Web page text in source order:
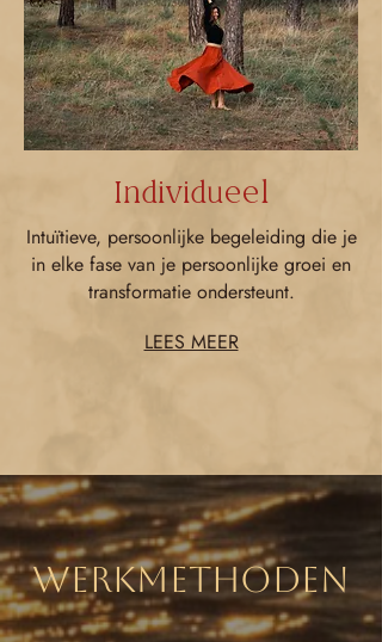
Individueel
Intuïtieve, persoonlijke begeleiding die je
in elke fase van je persoonlijke groei en
transformatie ondersteunt.
LEES MEER
WERKMETHODEN